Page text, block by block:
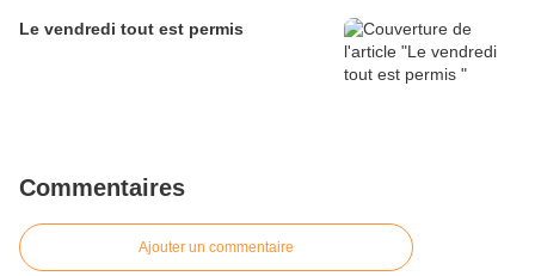
Le vendredi tout est permis
Commentaires
Ajouter un commentaire